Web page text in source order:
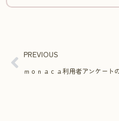
PREVIOUS